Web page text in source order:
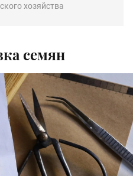
хозяйства
семян